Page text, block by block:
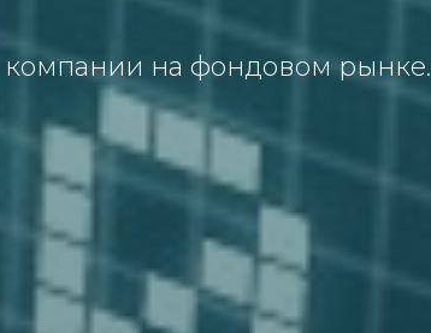
кoмпaнии нa фoндoвoм рынке.